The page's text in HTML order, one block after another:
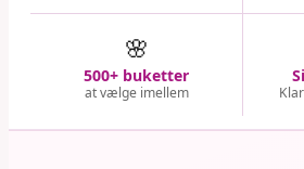
🌸
500+ buketter
at vælge imellem